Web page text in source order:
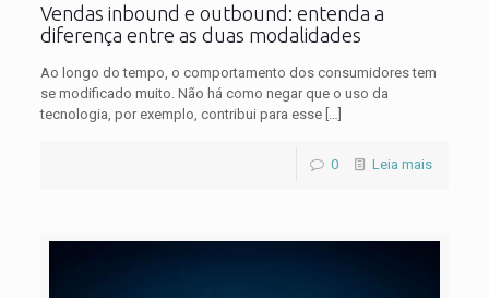
Vendas inbound e outbound: entenda a
diferença entre as duas modalidades
Ao longo do tempo, o comportamento dos consumidores tem
se modificado muito. Não há como negar que o uso da
tecnologia, por exemplo, contribui para esse[…]
0 Leia mais